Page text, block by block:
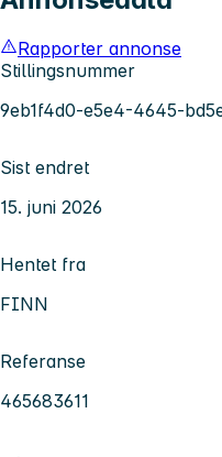
Rapporter annonse
Stillingsnummer
9eb1f4d0-e5e4-4645-
Sist endret
15. juni 2026
Hentet fra
FINN
Referanse
465683611